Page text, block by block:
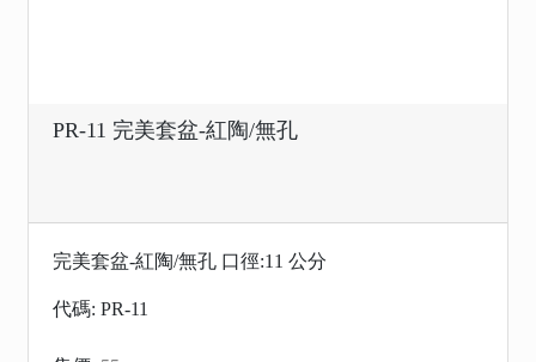
PR-11 完美套盆-紅陶/無孔
完美套盆-紅陶/無孔 口徑:11 公分
代碼: PR-11